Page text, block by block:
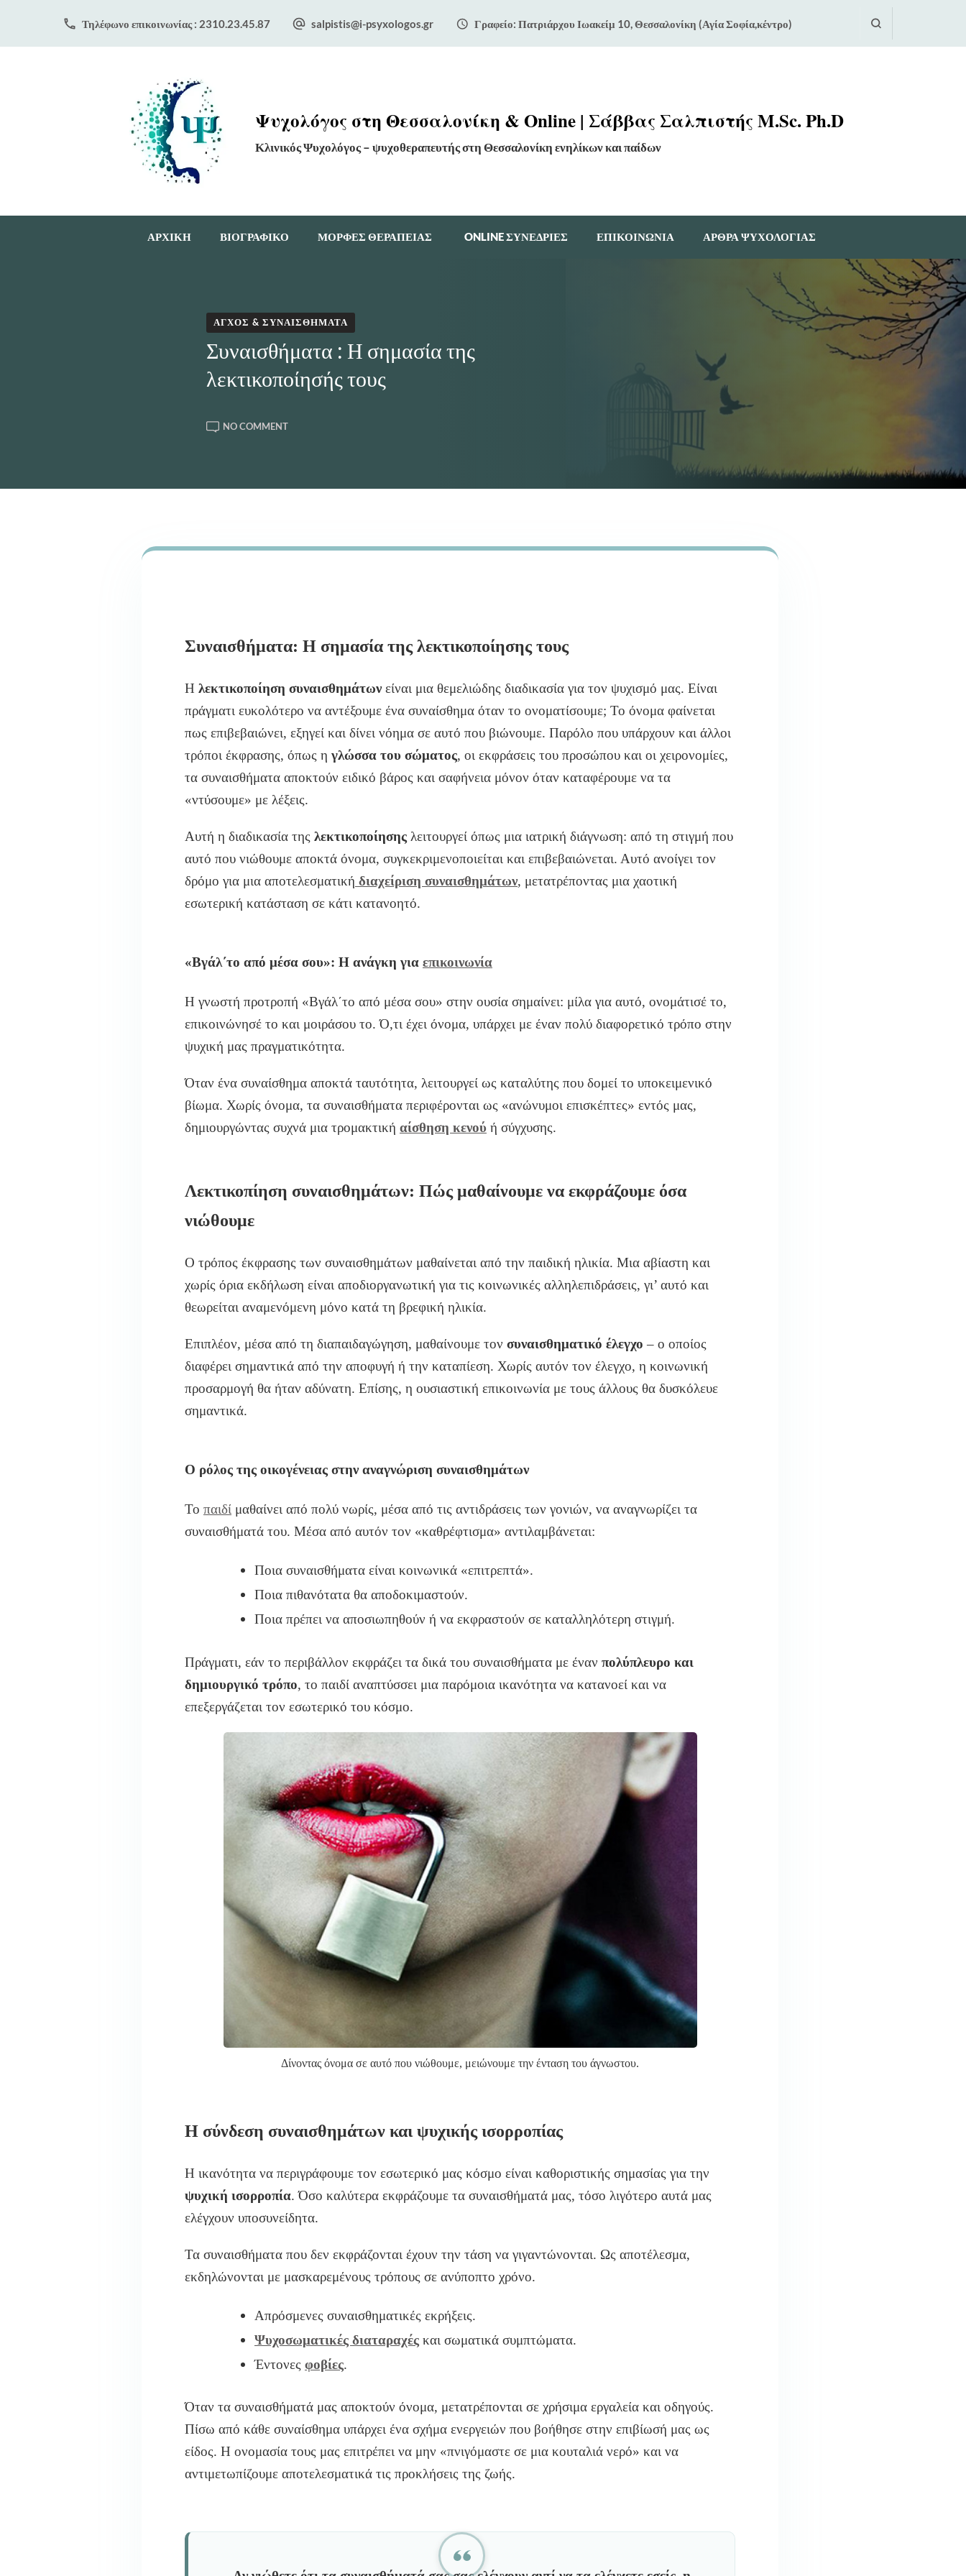
Τηλέφωνο επικοινωνίας : 2310.23.45.87 salpistis@i-psyxologos.gr Γραφείο: Πατριάρχου Ιωακείμ 10, Θεσσαλονίκη (Αγία Σοφία,κέντρο)
Ψυχολόγος στη Θεσσαλονίκη & Online | Σάββας Σαλπιστής M.Sc. Ph.D
Κλινικός Ψυχολόγος – ψυχοθεραπευτής στη Θεσσαλονίκη ενηλίκων και παίδων
ΑΡΧΙΚΗ ΒΙΟΓΡΑΦΙΚΟ ΜΟΡΦΕΣ ΘΕΡΑΠΕΙΑΣ ONLINE ΣΥΝΕΔΡΙΕΣ ΕΠΙΚΟΙΝΩΝΙΑ ΆΡΘΡΑ ΨΥΧΟΛΟΓΊΑΣ
ΆΓΧΟΣ & ΣΥΝΑΙΣΘΉΜΑΤΑ
Συναισθήματα : Η σημασία της
λεκτικοποίησής τους
NO COMMENTON
ΣΗΜΑΣΊΑ
Συναισθήματα: Η σημασία της λεκτικοποίησης τους
Η λεκτικοποίηση συναισθημάτωνείναι μια θεμελιώδης διαδικασία για τον ψυχισμό μας. Είναι
πράγματι ευκολότερο να αντέξουμε ένα συναίσθημα όταν το ονοματίσουμε; Το όνομα φαίνεται
πως επιβεβαιώνει, εξηγεί και δίνει νόημα σε αυτό που βιώνουμε. Παρόλο που υπάρχουν και άλλοι
τρόποι έκφρασης, όπως η γλώσσα του σώματος, οι εκφράσεις του προσώπου και οι χειρονομίες,
τα συναισθήματα αποκτούν ειδικό βάρος και σαφήνεια μόνον όταν καταφέρουμε να τα
«ντύσουμε» με λέξεις.
Αυτή η διαδικασία της λεκτικοποίησης λειτουργεί όπως μια ιατρική διάγνωση: από τη στιγμή που
αυτό που νιώθουμε αποκτά όνομα, συγκεκριμενοποιείται και επιβεβαιώνεται. Αυτό ανοίγει τον
δρόμο για μια αποτελεσματική διαχείριση συναισθημάτων, μετατρέποντας μια χαοτική
εσωτερική κατάσταση σε κάτι κατανοητό.
«Βγάλ΄το από μέσα σου»: Η ανάγκη για επικοινωνία
Η γνωστή προτροπή «Βγάλ΄το από μέσα σου» στην ουσία σημαίνει: μίλα για αυτό, ονομάτισέ το,
επικοινώνησέ το και μοιράσου το. Ό,τι έχει όνομα, υπάρχει με έναν πολύ διαφορετικό τρόπο στην
ψυχική μας πραγματικότητα.
Όταν ένα συναίσθημα αποκτά ταυτότητα, λειτουργεί ως καταλύτης που δομεί το υποκειμενικό
βίωμα. Χωρίς όνομα, τα συναισθήματα περιφέρονται ως «ανώνυμοι επισκέπτες» εντός μας,
δημιουργώντας συχνά μια τρομακτική αίσθηση κενού ή σύγχυσης.
Λεκτικοπίηση συναισθημάτων: Πώς μαθαίνουμε να εκφράζουμε όσα
νιώθουμε
Ο τρόπος έκφρασης των συναισθημάτων μαθαίνεται από την παιδική ηλικία. Μια αβίαστη και
χωρίς όρια εκδήλωση είναι αποδιοργανωτική για τις κοινωνικές αλληλεπιδράσεις, γι’ αυτό και
θεωρείται αναμενόμενη μόνο κατά τη βρεφική ηλικία.
Επιπλέον, μέσα από τη διαπαιδαγώγηση, μαθαίνουμε τον συναισθηματικό έλεγχο – ο οποίος
διαφέρει σημαντικά από την αποφυγή ή την καταπίεση. Χωρίς αυτόν τον έλεγχο, η κοινωνική
προσαρμογή θα ήταν αδύνατη. Επίσης, η ουσιαστική επικοινωνία με τους άλλους θα δυσκόλευε
σημαντικά.
Ο ρόλος της οικογένειας στην αναγνώριση συναισθημάτων
Το παιδί μαθαίνει από πολύ νωρίς, μέσα από τις αντιδράσεις των γονιών, να αναγνωρίζει τα
συναισθήματά του. Μέσα από αυτόν τον «καθρέφτισμα» αντιλαμβάνεται:
Ποια συναισθήματα είναι κοινωνικά «επιτρεπτά».
Ποια πιθανότατα θα αποδοκιμαστούν.
Ποια πρέπει να αποσιωπηθούν ή να εκφραστούν σε καταλληλότερη στιγμή.
Πράγματι, εάν το περιβάλλον εκφράζει τα δικά του συναισθήματα με έναν πολύπλευρο και
δημιουργικό τρόπο, το παιδί αναπτύσσει μια παρόμοια ικανότητα να κατανοεί και να
επεξεργάζεται τον εσωτερικό του κόσμο.
Δίνοντας όνομα σε αυτό που νιώθουμε, μειώνουμε την ένταση του άγνωστου.
Η σύνδεση συναισθημάτων και ψυχικής ισορροπίας
Η ικανότητα να περιγράφουμε τον εσωτερικό μας κόσμο είναι καθοριστικής σημασίας για την
ψυχική ισορροπία. Όσο καλύτερα εκφράζουμε τα συναισθήματά μας, τόσο λιγότερο αυτά μας
ελέγχουν υποσυνείδητα.
Τα συναισθήματα που δεν εκφράζονται έχουν την τάση να γιγαντώνονται. Ως αποτέλεσμα,
εκδηλώνονται με μασκαρεμένους τρόπους σε ανύποπτο χρόνο.
Απρόσμενες συναισθηματικές εκρήξεις.
Ψυχοσωματικές διαταραχές και σωματικά συμπτώματα.
Έντονες φοβίες.
Όταν τα συναισθήματά μας αποκτούν όνομα, μετατρέπονται σε χρήσιμα εργαλεία και οδηγούς.
Πίσω από κάθε συναίσθημα υπάρχει ένα σχήμα ενεργειών που βοήθησε στην επιβίωσή μας ως
είδος. Η ονομασία τους μας επιτρέπει να μην «πνιγόμαστε σε μια κουταλιά νερό» και να
αντιμετωπίζουμε αποτελεσματικά τις προκλήσεις της ζωής.